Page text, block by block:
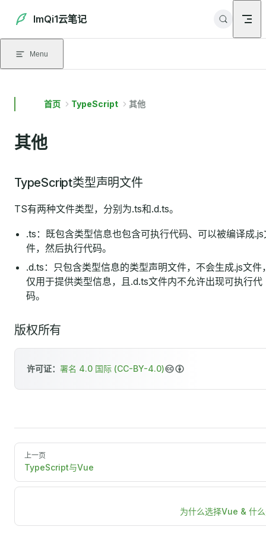
Skip to content
ImQi1云笔记
Menu
首页 TypeScript 其他
其他
TypeScript类型声明文件
TS有两种文件类型，分别为.ts和.d.ts。
.ts：既包含类型信息也包含可执行代码、可以被编译成.js
件，然后执行代码。
.d.ts：只包含类型信息的类型声明文件，不会生成.js文件
仅用于提供类型信息，且.d.ts文件内不允许出现可执行代
码。
版权所有
许可证： 署名 4.0 国际 (CC-BY-4.0)
上一页
TypeScript与Vue
为什么选择Vue & 什